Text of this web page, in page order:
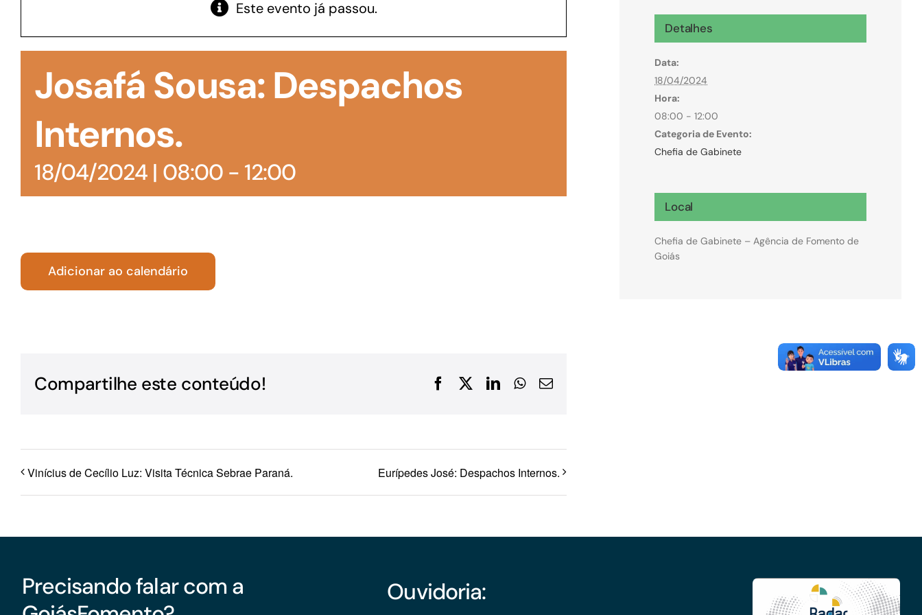
manutenção de estoques e despesas operacionais
realizar obras, dentre outros serviços
Microcrédito
Para MEI, microempresas e pessoas físicas
(feirantes e transportes)
Turismo
Este evento já passou.
Josafá Sousa: Despachos
Internos.
18/04/2024 | 08:00- 12:00
Adicionar ao calendário
Compartilhe este conteúdo! FacebookLinkedInWhatsApp
E-
Vinícius de Cecílio Luz: Visita Técnica Sebrae Paraná. Eurípedes José: Despachos Internos.
Detalhes
Data:
18/04/2024
Hora:
08:00 - 12:00
Categoria de Evento:
Chefia de Gabinete
Local
Chefia de Gabinete – Agência de Fomento de
Goiás
Precisando falar com a
Ouvidoria: